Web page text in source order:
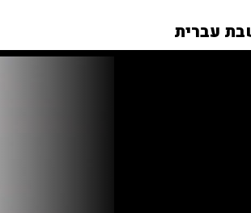
עברית